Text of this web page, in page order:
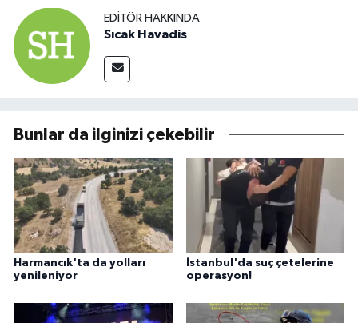
EDITÖR HAKKINDA
Sıcak Havadis
Bunlar da ilginizi çekebilir
Harmancık'ta da yolları
yenileniyor
İstanbul'da suç çetelerine
operasyon!